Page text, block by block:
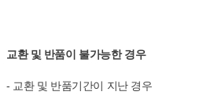
교환 및 반품이 불가능한 경우
- 교환 및 반품기간이 지난 경우